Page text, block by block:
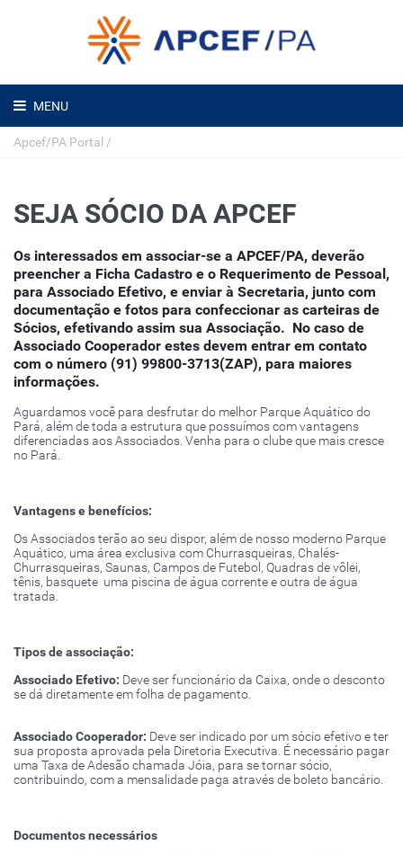
MENU
Apcef/PA Portal /
SEJA SÓCIO DA APCEF
Os interessados em associar-se a APCEF/PA, deverão
preencher a Ficha Cadastro e o Requerimento de Pessoal,
para Associado Efetivo, e enviar à Secretaria, junto com
documentação e fotos para confeccionar as carteiras de
Sócios, efetivando assim sua Associação. No caso de
Associado Cooperador estes devem entrar em contato
com o número (91) 99800-3713(ZAP), para maiores
informações.
Aguardamos você para desfrutar do melhor Parque Aquático do
Pará, além de toda a estrutura que possuímos com vantagens
diferenciadas aos Associados. Venha para o clube que mais cresce
no Pará.
Vantagens e benefícios:
Os Associados terão ao seu dispor, além de nosso moderno Parque
Aquático, uma área exclusiva com Churrasqueiras, Chalés-
Churrasqueiras, Saunas, Campos de Futebol, Quadras de vôlei,
tênis, basquete uma piscina de água corrente e outra de água
tratada.
Tipos de associação:
Associado Efetivo: Deve ser funcionário da Caixa, onde o desconto
se dá diretamente em folha de pagamento.
Associado Cooperador: Deve ser indicado por um sócio efetivo e ter
sua proposta aprovada pela Diretoria Executiva. É necessário pagar
uma Taxa de Adesão chamada Jóia, para se tornar sócio,
contribuindo, com a mensalidade paga através de boleto bancário.
Documentos necessários